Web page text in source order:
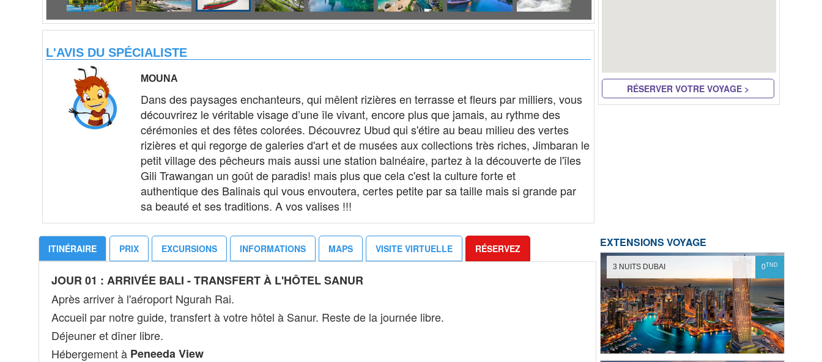
L'AVIS DU SPÉCIALISTE
MOUNA
Dans des paysages enchanteurs, qui mêlent rizières en terrasse et fleurs par milliers, vous
découvrirez le véritable visage d’une île vivant, encore plus que jamais, au rythme des
cérémonies et des fêtes colorées. Découvrez Ubud qui s'étire au beau milieu des vertes
rizières et qui regorge de galeries d'art et de musées aux collections très riches, Jimbaran le
petit village des pêcheurs mais aussi une station balnéaire, partez à la découverte de l'îles
Gili Trawangan un goût de paradis! mais plus que cela c'est la culture forte et
authentique des Balinais qui vous envoutera, certes petite par sa taille mais si grande par
sa beauté et ses traditions. A vos valises !!!
RÉSERVER VOTRE VOYAGE >
ITINÉRAIRE PRIX EXCURSIONS INFORMATIONS MAPS VISITE VIRTUELLE RÉSERVEZ
JOUR 01 : ARRIVÉE BALI - TRANSFERT À L'HÔTEL SANUR
Après arriver à l'aéroport Ngurah Rai.
Accueil par notre guide, transfert à votre hôtel à Sanur. Reste de la journée libre.
Déjeuner et dîner libre.
Hébergement à Peneeda View
EXTENSIONS VOYAGE
3 NUITS DUBAI 0TND